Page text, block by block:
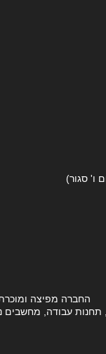
החברה מפיצה
עבודה, מחשבים